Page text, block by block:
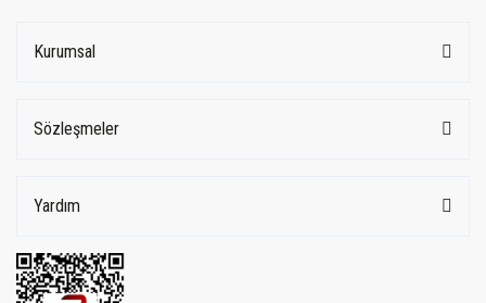
Kurumsal
Sözleşmeler
Yardım